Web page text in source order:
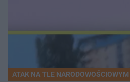
ATAK NA TLE NARODOWOŚCIOWYM